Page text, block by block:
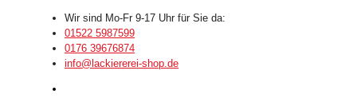
Wir sind Mo-Fr 9-17 Uhr für Sie da:
01522 5987599
0176 39676874
info@lackiererei-shop.de